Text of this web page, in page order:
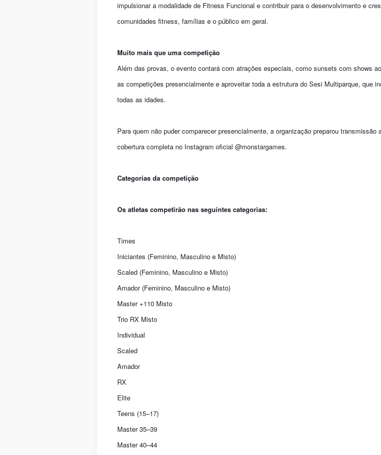
impulsionar a modalidade de Fitness Funcional e contribuir para o desenvolvimento e
comunidades fitness, famílias e o público em geral.
Muito mais que uma competição
Além das provas, o evento contará com atrações especiais, como sunsets com shows
as competições presencialmente e aproveitar toda a estrutura do Sesi Multiparque, que
todas as idades.
Para quem não puder comparecer presencialmente, a organização preparou transmissão
cobertura completa no Instagram oficial @monstargames.
Categorias da competição
Os atletas competirão nas seguintes categorias:
Times
Iniciantes (Feminino, Masculino e Misto)
Scaled (Feminino, Masculino e Misto)
Amador (Feminino, Masculino e Misto)
Master +110 Misto
Trio RX Misto
Individual
Scaled
Amador
RX
Elite
Teens (15–17)
Master 35–39
Master 40–44